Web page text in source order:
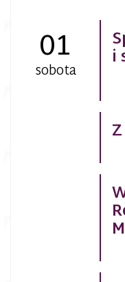
01
sobota i